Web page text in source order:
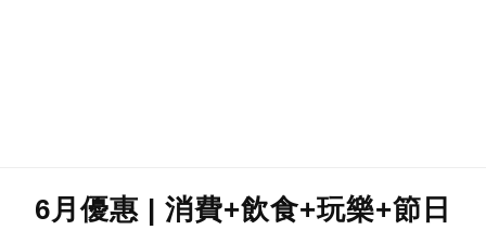
6月優惠 | 消費+飲食+玩樂+節日